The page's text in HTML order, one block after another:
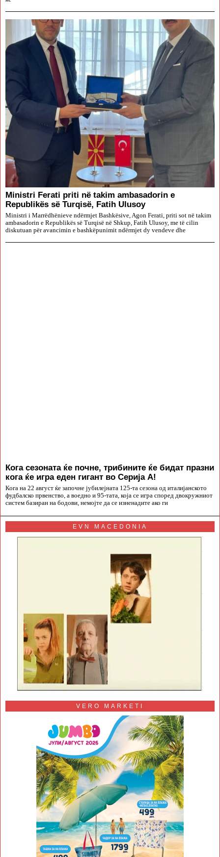
Ministri Ferati priti në takim ambasadorin e
Republikës së Turqisë, Fatih Ulusoy
Ministri i Marrëdhënieve ndërmjet Bashkësive, Agon Ferati, priti sot në takim
ambasadorin e Republikës së Turqisë në Shkup, Fatih Ulusoy, me të cilin
diskutuan për avancimin e bashkëpunimit ndërmjet dy vendeve dhe
Кога сезоната ќе почне, трибините ќе бидат празни
кога ќе игра еден гигант во Серија А!
Кога на 22 август ќе започне јубилејната 125-та сезона од италијанското
фудбалско првенство, а воедно и 95-тата, која се игра според двокружниот
систем базиран на бодови, немојте да се изненадите ако ги
EVN MACEDONIA
VERO MARKETI